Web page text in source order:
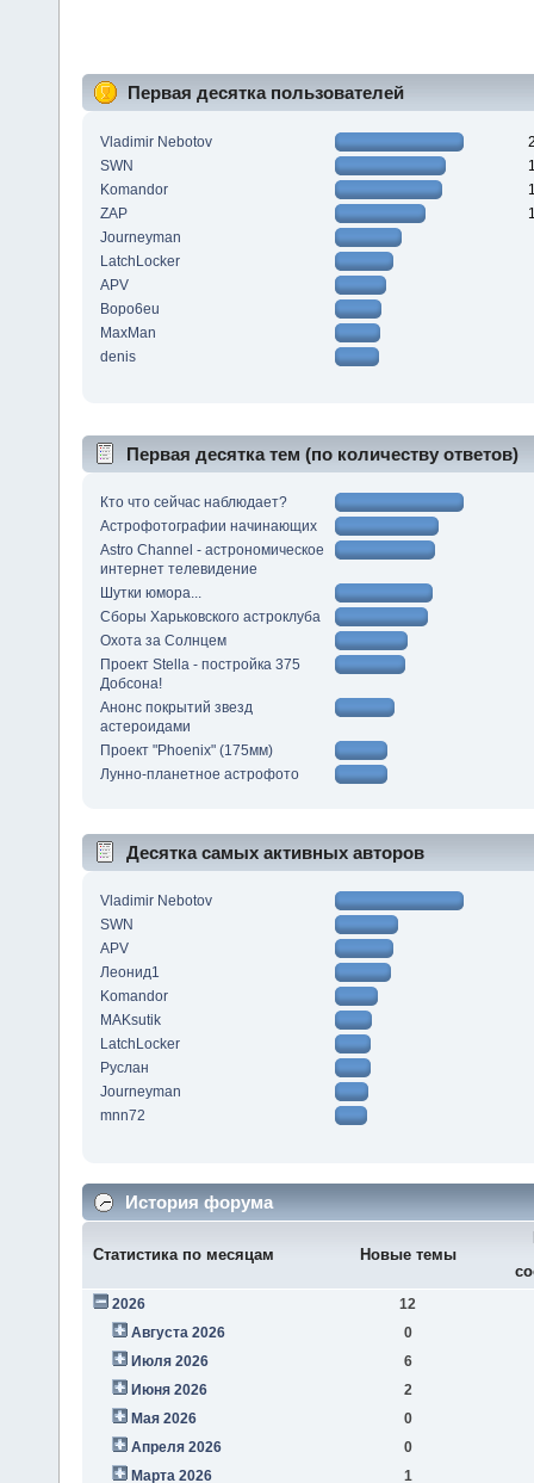
Первая десятка пользователей
Vladimir Nebotov
SWN
Komandor
ZAP
Journeyman
LatchLocker
APV
Bopo6eu
MaxMan
denis
Первая десятка тем (по количеству ответов)
Кто что сейчас наблюдает?
Астрофотографии начинающих
Astro Channel - астрономическое
интернет телевидение
Шутки юмора...
Сборы Харьковского астроклуба
Охота за Солнцем
Проект Stella - постройка 375
Добсона!
Анонс покрытий звезд
астероидами
Проект "Phoenix" (175мм)
Лунно-планетное астрофото
Десятка самых активных авторов
Vladimir Nebotov
SWN
APV
Леонид1
Komandor
MAKsutik
LatchLocker
Руслан
Journeyman
mnn72
История форума
Статистика по месяцам Новые темы
2026
12
Августа 2026
0
Июля 2026
6
Июня 2026
2
Мая 2026
0
Апреля 2026
0
Марта 2026
1